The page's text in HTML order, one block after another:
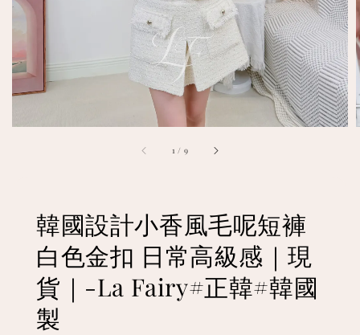
1 / 9
韓國設計小香風毛呢短褲
白色金扣 日常高級感｜現
貨｜-La Fairy#正韓#韓國
製